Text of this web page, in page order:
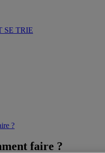
SE TRIE
?
faire ?